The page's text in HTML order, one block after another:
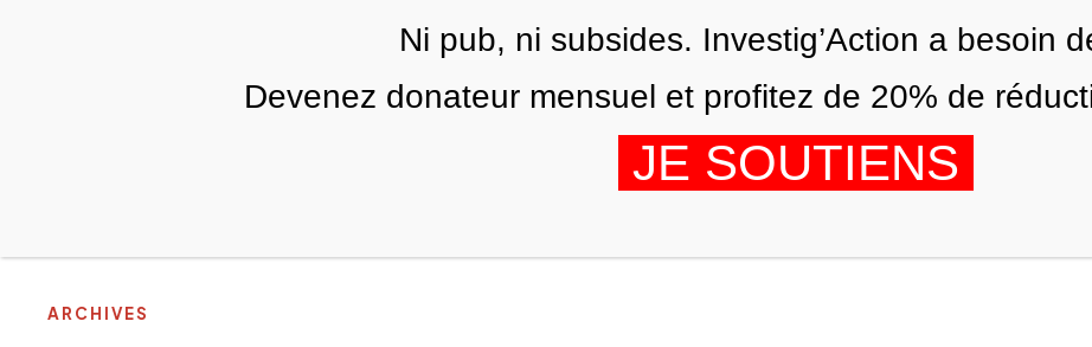
NOUS AGENDA
ARCHIVES
Ni pub, ni subsides. Investig’Action a besoin
Devenez donateur mensuel et profitez de 20% de
JE SOUTIENS